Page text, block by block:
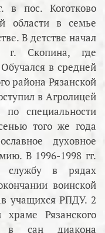
в пос. Коготково
области в семье
В детстве начал
г. Скопина, где
в средней
района Рязанской
в Агролицей
специальности
того же года
духовное
В 1996-1998 гг.
службу в рядах
воинской
учащихся РПДУ. 2
Рязанского
в сан диакона